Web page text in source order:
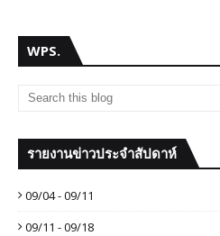
WPS.
รายงานข่าวประจำสัปดาห์
09/04 - 09/11
09/11 - 09/18